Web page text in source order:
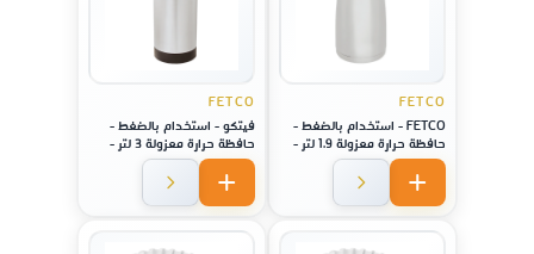
FETCO
FETCO - استخدام بالضغط -
حافظة حرارة معزولة 1.9 لتر -
لماكينة موديل 1221
FETCO
فيتكو - استخدام بالضغط -
حافظة حرارة معزولة 3 لتر -
لماكينة موديل 1221